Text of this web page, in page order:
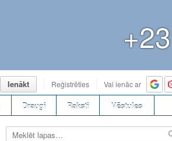
+23
Ienākt Reģistrēties Vai ienāc ar
Draugi Raksti Vēstules